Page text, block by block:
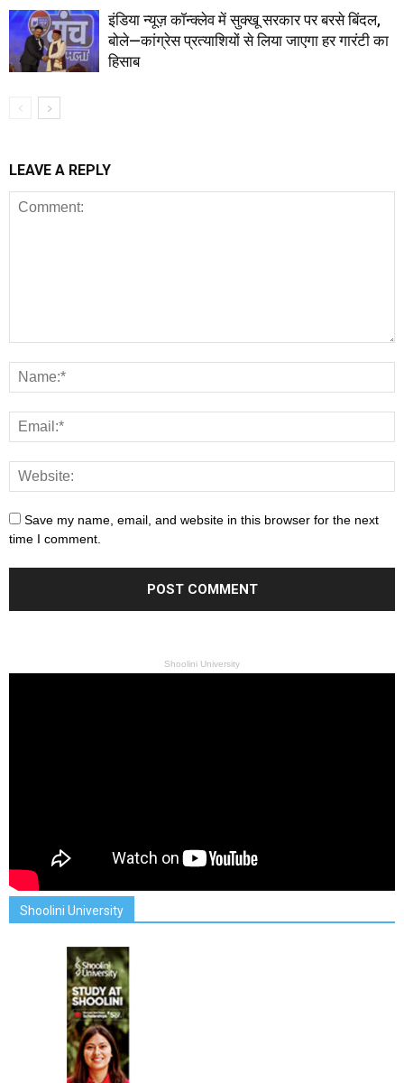
इंडिया न्यूज़ कॉन्क्लेव में सुक्खू सरकार पर बरसे बिंदल,
बोले—कांग्रेस प्रत्याशियों से लिया जाएगा हर गारंटी का
हिसाब
LEAVE A REPLY
Save my name, email, and website in this browser for the next
time I comment.
Shoolini University
Shoolini University